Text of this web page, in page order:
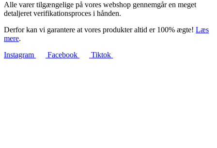
Alle varer tilgængelige på vores webshop gennemgår en meget
detaljeret verifikationsproces i hånden.
Derfor kan vi garantere at vores produkter altid er 100% ægte! Læs
mere.
Instagram
Facebook Tiktok